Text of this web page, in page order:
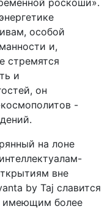
роскоши».
особой
и,
стремятся
и
он
-
на лоне
вне
by Taj славится
имеющим более